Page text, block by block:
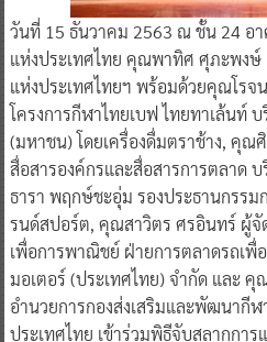
วันที่ 15 ธันวาคม 2563 ณ ชั้น 24 อา
แห่งประเทศไทย คุณพาทิศ ศุภะพง
แห่งประเทศไทยฯ พร้อมด้วยคุณโรจ
โครงการกีฬาไทยเบฟ ไทยทาเล้นท์
(มหาชน) โดยเครื่องดื่มตราช้าง, คุณ
สื่อสารองค์กรและสื่อสารการตลาด
ธารา พฤกษ์ชะอุ่ม รองประธานกรร
รนด์สปอร์ต, คุณสาวิตร ศรอินทร์ ผู้
เพื่อการพาณิชย์ ฝ่ายการตลาดรถเ
มอเตอร์ (ประเทศไทย) จำกัด และ
อำนวยการกองส่งเสริมและพัฒนากี
ประเทศไทย เข้าร่วมพิธีจับสลากการ